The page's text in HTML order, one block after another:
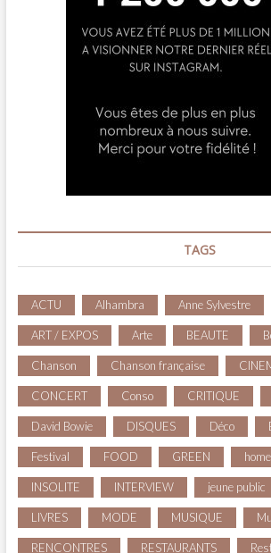
TAGS
ACTU Alhambra Anne Sylvestre
ART / EXPOS Arte BEAUTE
Chanson Chanson française
CONCERT Conso CRITIQUE
David Bowie DISQUES Déco
Festival FOOD GREEN
INSOLITE INTERVIEW jeune public
LIVRES MODE MUSIQUE
RENCONTRES RESTAURANTS